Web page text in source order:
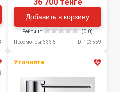
Добавить в корзину
Рейтинг:
(0.0)
Просмотры: 3336
ID: 103559
Уточните